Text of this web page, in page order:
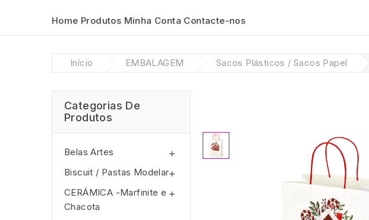
Home Produtos Minha Conta Contacte-nos
Início EMBALAGEM Sacos Plásticos / Sacos Papel
Categorias De
Produtos
Belas Artes 
Biscuit / Pastas Modelar
CERÁMICA -Marfinite e
Chacota
